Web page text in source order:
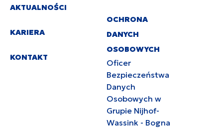
AKTUALNOŚCI
KARIERA
KONTAKT
OCHRONA
DANYCH
OSOBOWYCH
Oficer
Bezpieczeństwa
Danych
Osobowych w
Grupie Nijhof-
Wassink - Bogna